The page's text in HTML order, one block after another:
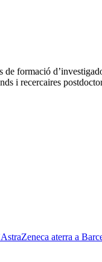
de formació
i recercaires
aterra a